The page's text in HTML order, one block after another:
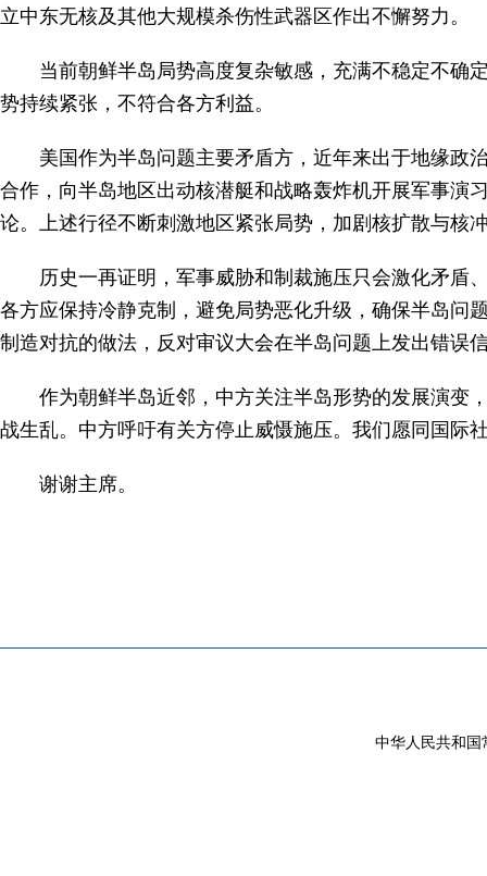
立中东无核及其他大规模杀伤性武器区作出不懈努力。
当前朝鲜半岛局势高度复杂敏感，充满不稳定不确
势持续紧张，不符合各方利益。
美国作为半岛问题主要矛盾方，近年来出于地缘政
合作，向半岛地区出动核潜艇和战略轰炸机开展军事演
论。上述行径不断刺激地区紧张局势，加剧核扩散与核
历史一再证明，军事威胁和制裁施压只会激化矛盾
各方应保持冷静克制，避免局势恶化升级，确保半岛问
制造对抗的做法，反对审议大会在半岛问题上发出错误
作为朝鲜半岛近邻，中方关注半岛形势的发展演变
战生乱。中方呼吁有关方停止威慑施压。我们愿同国际
谢谢主席。
中华人民共和国